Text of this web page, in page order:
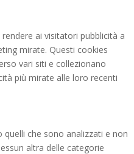
ai visitatori pubblicità a
mirate. Questi cookies
vari siti e collezionano
più mirate alle loro recenti
che sono analizzati e non
altra delle categorie